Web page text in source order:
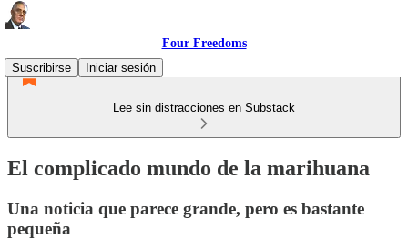
Four Freedoms
Suscribirse
Iniciar sesión
Lee sin distracciones en Substack
El complicado mundo de la marihuana
Una noticia que parece grande, pero es bastante
pequeña